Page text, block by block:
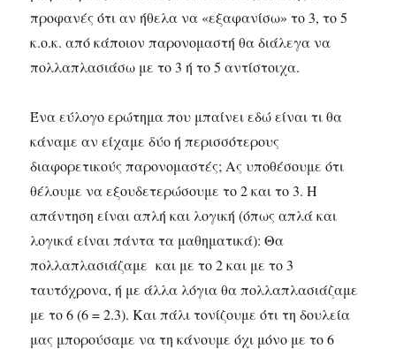
προφανές ότι αν ήθελα να «εξαφανίσω» το 3, το 5
κ.ο.κ. από κάποιον παρονομαστή θα διάλεγα να
πολλαπλασιάσω με το 3 ή το 5 αντίστοιχα.
Ένα εύλογο ερώτημα που μπαίνει εδώ είναι τι θα
κάναμε αν είχαμε δύο ή περισσότερους
διαφορετικούς παρονομαστές; Ας υποθέσουμε ότι
θέλουμε να εξουδετερώσουμε το 2 και το 3. Η
απάντηση είναι απλή και λογική (όπως απλά και
λογικά είναι πάντα τα μαθηματικά): Θα
πολλαπλασιάζαμε και με το 2 και με το 3
ταυτόχρονα, ή με άλλα λόγια θα πολλαπλασιάζαμε
με το 6 (6 = 2.3). Και πάλι τονίζουμε ότι τη δουλεία
μας μπορούσαμε να τη κάνουμε όχι μόνο με το 6